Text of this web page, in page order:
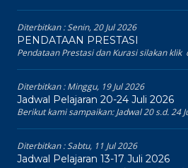
Diterbitkan :Senin, 20 Jul 2026
PENDATAAN PRESTASI
Pendataan Prestasi dan Kurasi silakan klik
Diterbitkan :Minggu, 19 Jul 2026
Jadwal Pelajaran 20-24 Juli 2026
Berikut kami sampaikan: Jadwal 20 s.d. 24
Diterbitkan :Sabtu, 11 Jul 2026
Jadwal Pelajaran 13-17 Juli 2026